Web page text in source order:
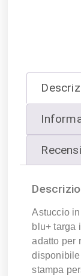
Astuccio
blu+ targa
adatto per
stampa